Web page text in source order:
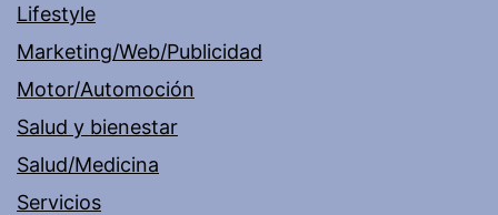
Lifestyle
Marketing/Web/Publicidad
Motor/Automoción
Salud y bienestar
Salud/Medicina
Servicios